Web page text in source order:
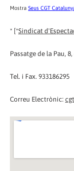
Mostra Seus CGT
* [*Sindicat
Passatge de la Pau,
Tel. i Fax. 933186295
Correu Electrònic: